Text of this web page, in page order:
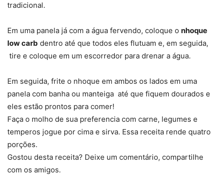
tradicional.
Em uma panela já com a água fervendo, coloque o nhoque
low carb dentro até que todos eles flutuam e, em seguida,
tire e coloque em um escorredor para drenar a água.
Em seguida, frite o nhoque em ambos os lados em uma
panela com banha ou manteiga até que fiquem dourados e
eles estão prontos para comer!
Faça o molho de sua preferencia com carne, legumes e
temperos jogue por cima e sirva. Essa receita rende quatro
porções.
Gostou desta receita? Deixe um comentário, compartilhe
com os amigos.